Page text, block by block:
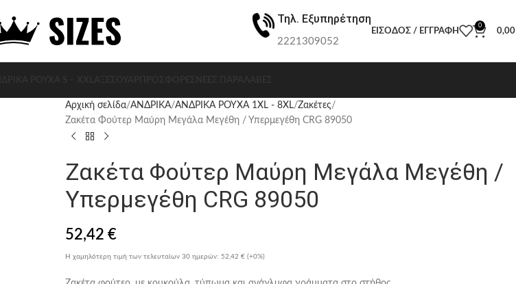
Τηλ. Εξυπηρέτηση
2221309052
ΕΊΣΟΔΟΣ / ΕΓΓΡΑΦΉ
0
Αρχική σελίδα ΑΝΔΡΙΚΑ ΑΝΔΡΙΚΑ ΡΟΥΧΑ 1XL - 8XL Ζακέτες
Ζακέτα Φούτερ Μαύρη Μεγάλα Μεγέθη / Υπερμεγέθη CRG 89050
Ζακέτα Φούτερ Μαύρη Μεγάλα Μεγέθη /
Υπερμεγέθη CRG 89050
52,42 €
Η χαμηλότερη τιμή των τελευταίων 30 ημερών: 52,42 € (+0%)